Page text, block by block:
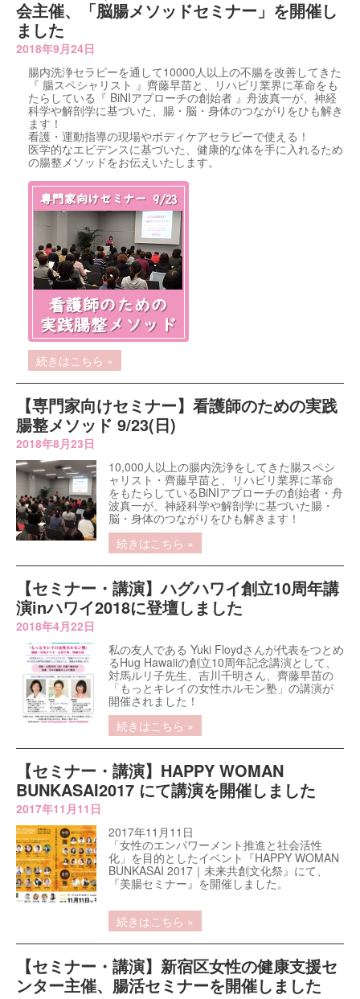
会主催、「脳腸メソッドセミナー」を開催し
ました
2018年9月24日
腸内洗浄セラピーを通して10000人以上の不腸を改善してきた
『 腸スペシャリスト 』齊藤早苗と、リハビリ業界に革命をも
たらしている『 BiNIアプローチの創始者 』舟波真一が、神経
科学や解剖学に基づいた、腸・脳・身体のつながりをひも解き
ます！
看護・運動指導の現場やボディケアセラピーで使える！
医学的なエビデンスに基づいた、健康的な体を手に入れるため
の腸整メソッドをお伝えいたします。
続きはこちら »
【専門家向けセミナー】看護師のための実践
腸整メソッド 9/23(日)
2018年8月23日
10,000人以上の腸内洗浄をしてきた腸スペシ
ャリスト・齊藤早苗と、リハビリ業界に革命
をもたらしているBiNIアプローチの創始者・舟
波真一が、神経科学や解剖学に基づいた腸・
脳・身体のつながりをひも解きます！
続きはこちら »
【セミナー・講演】ハグハワイ創立10周年講
演inハワイ2018に登壇しました
2018年4月22日
私の友人である Yuki Floydさんが代表をつとめ
るHug Hawaiiの創立10周年記念講演として、
対馬ルリ子先生、吉川千明さん、齊藤早苗の
「もっとキレイの女性ホルモン塾」の講演が
開催されました！
続きはこちら »
【セミナー・講演】HAPPY WOMAN
BUNKASAI2017 にて講演を開催しました
2017年11月11日
2017年11月11日
「女性のエンパワーメント推進と社会活性
化」を目的としたイベント『HAPPY WOMAN
BUNKASAI 2017｜未来共創文化祭』にて、
『美腸セミナー』を開催しました。
続きはこちら »
【セミナー・講演】新宿区女性の健康支援セ
ンター主催、腸活セミナーを開催しました